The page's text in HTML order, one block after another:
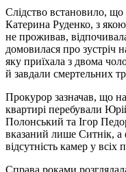
Слідство встановило,
Катерина Руденко, з
не проживав,
домовилася про зустріч
яку приїхала з двома
й завдали смертельних
Прокурор зазначав, що
квартирі перебували
Полонський та Ігор
вказаний лише Ситнік, а
відсутність камер у всіх
Справа роками